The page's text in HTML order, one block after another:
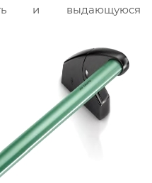
и выдающуюся